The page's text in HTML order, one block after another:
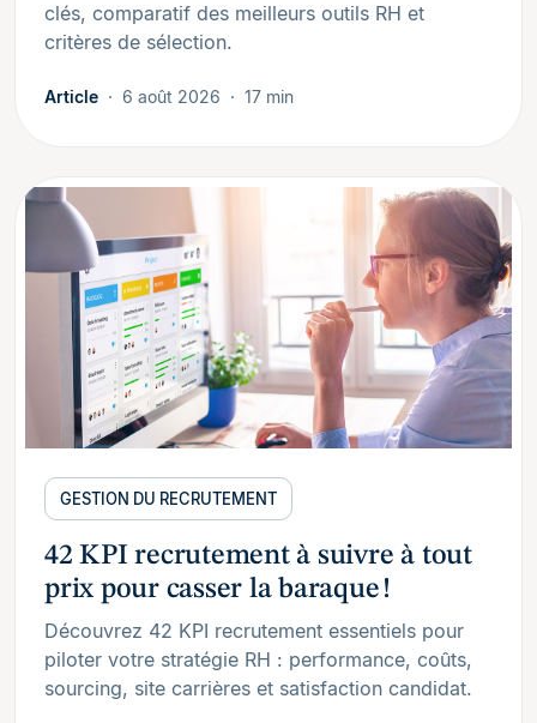
clés, comparatif des meilleurs outils RH et
critères de sélection.
Article 6 août 2026 17 min
GESTION DU RECRUTEMENT
42 KPI recrutement à suivre à tout
prix pour casser la baraque !
Découvrez 42 KPI recrutement essentiels pour
piloter votre stratégie RH : performance, coûts,
sourcing, site carrières et satisfaction candidat.